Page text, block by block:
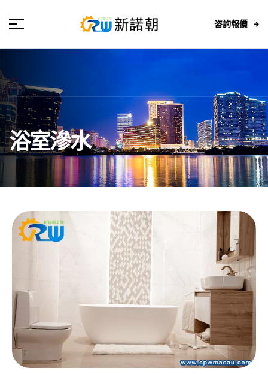
咨詢報價
浴室滲水